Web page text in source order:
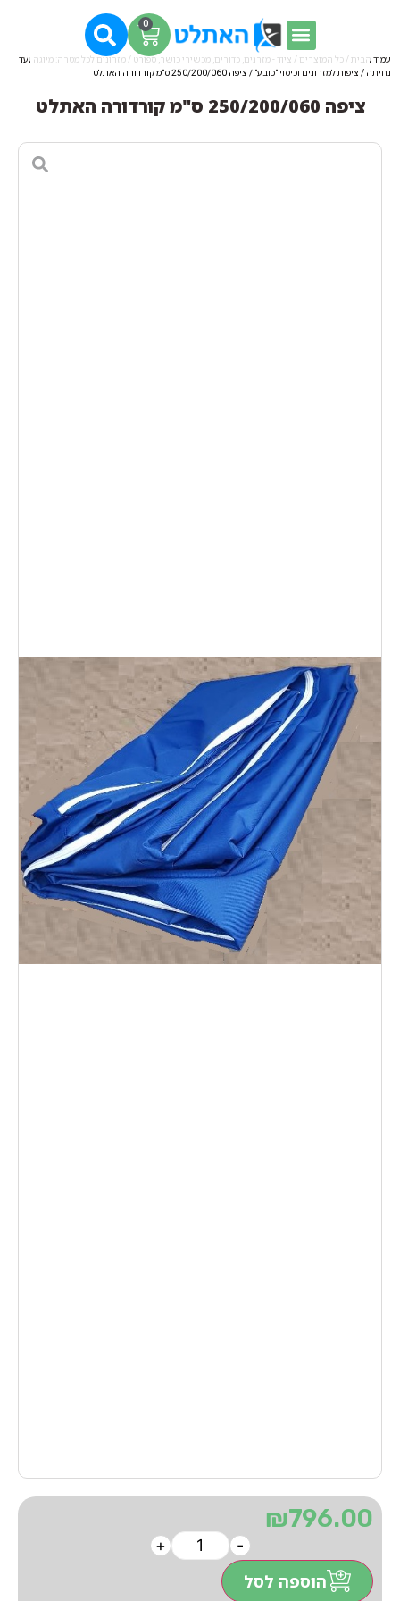
0
עמוד הבית / כל המוצרים / ציוד - מזרנים, כדורים, מכשירי כושר, ספורט / מזרונים לכל מטרה: מיוגה ועד
נחיתה / ציפות למזרונים וכיסוי "כובע" / ציפה 250/200/060 ס"מ קורדורה האתלט
ציפה 250/200/060 ס"מ קורדורה האתלט
₪796.00
-
+
הוספה לסל